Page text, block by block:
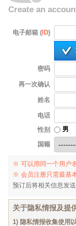
Create an
电子邮箱 ( ID)
密码
再一次确认
姓名
电话
性别
男
国籍
※ 可以用同一个用户
※ 会员注册只需最基
预订后将相关信息发送
关于隐私情报及提
1) 隐私情报收集使用